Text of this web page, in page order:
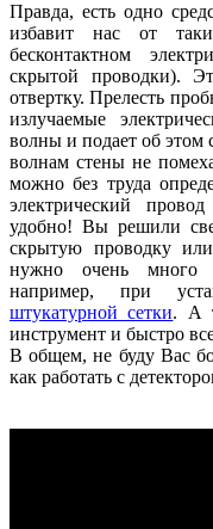
Правда, есть одно
избавит нас от
бесконтактном
скрытой проводки).
отвертку. Прелесть
излучаемые
волны и подает об этом
волнам стены не
можно без труда
электрический
удобно! Вы решили
скрытую проводку
нужно очень много
например, при
штукатурной сетки. А
инструмент и быстро
В общем, не буду Вас
как работать с